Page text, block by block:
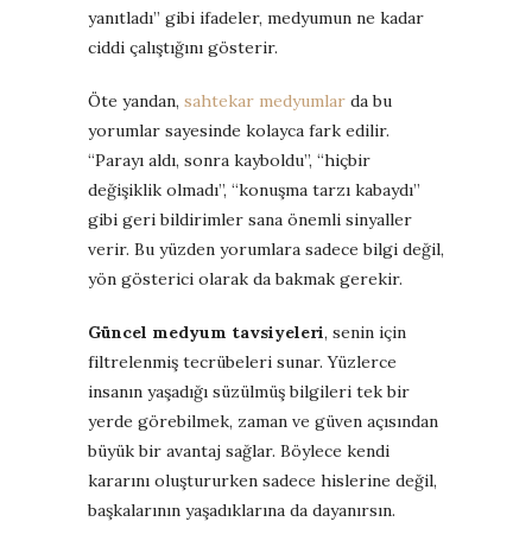
yanıtladı” gibi ifadeler, medyumun ne kadar
ciddi çalıştığını gösterir.
Öte yandan, sahtekar medyumlar da bu
yorumlar sayesinde kolayca fark edilir.
“Parayı aldı, sonra kayboldu”, “hiçbir
değişiklik olmadı”, “konuşma tarzı kabaydı”
gibi geri bildirimler sana önemli sinyaller
verir. Bu yüzden yorumlara sadece bilgi değil,
yön gösterici olarak da bakmak gerekir.
Güncel medyum tavsiyeleri, senin için
filtrelenmiş tecrübeleri sunar. Yüzlerce
insanın yaşadığı süzülmüş bilgileri tek bir
yerde görebilmek, zaman ve güven açısından
büyük bir avantaj sağlar. Böylece kendi
kararını oluştururken sadece hislerine değil,
başkalarının yaşadıklarına da dayanırsın.